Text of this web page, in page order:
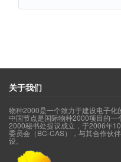
关于我们
物种2000是一个致力于建设电子
中国节点是国际物种2000项目的
2000秘书处提议成立，于2006年
委员会（BC-CAS），与其合作伙
设。